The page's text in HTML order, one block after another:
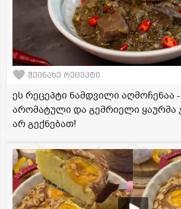
შეინახე რეცეპტი
ეს რეცეპტი ნამდვილი აღმოჩენაა
არომატული და გემრიელი ყაურმა
არ გექნებათ!